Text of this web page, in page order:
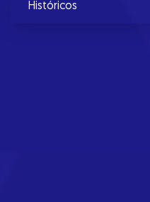
Históricos